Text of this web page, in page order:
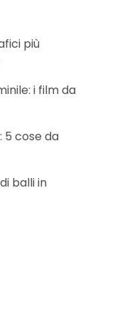
più
i film da
5 cose da
balli in